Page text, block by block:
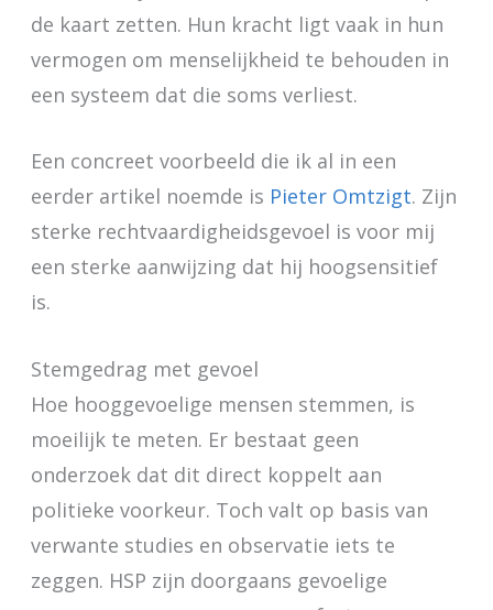
de kaart zetten. Hun kracht ligt vaak in hun
vermogen om menselijkheid te behouden in
een systeem dat die soms verliest.
Een concreet voorbeeld die ik al in een
eerder artikel noemde is Pieter Omtzigt. Zijn
sterke rechtvaardigheidsgevoel is voor mij
een sterke aanwijzing dat hij hoogsensitief
is.
Stemgedrag met gevoel
Hoe hooggevoelige mensen stemmen, is
moeilijk te meten. Er bestaat geen
onderzoek dat dit direct koppelt aan
politieke voorkeur. Toch valt op basis van
verwante studies en observatie iets te
zeggen. HSP zijn doorgaans gevoelige